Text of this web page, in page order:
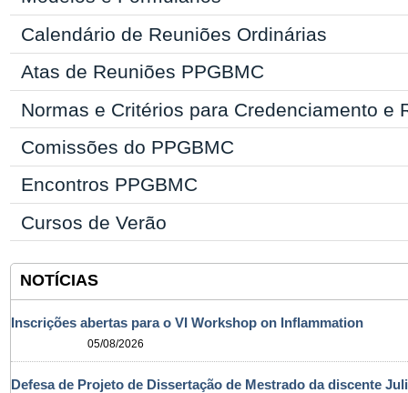
Calendário de Reuniões Ordinárias
Atas de Reuniões PPGBMC
Normas e Critérios para Credenciamento e
Comissões do PPGBMC
Encontros PPGBMC
Cursos de Verão
NOTÍCIAS
Inscrições abertas para o VI Workshop on Inflammation
05/08/2026
Defesa de Projeto de Dissertação de Mestrado da discente